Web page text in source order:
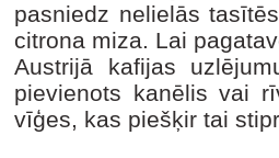
pasniedz nelielās
citrona miza. Lai
Austrijā kafijas
pievienots kanēlis vai
vīģes, kas piešķir tai